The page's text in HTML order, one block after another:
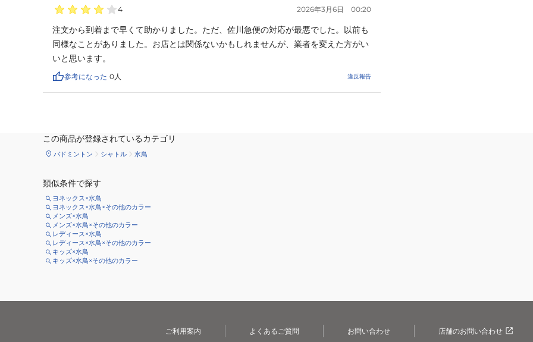
4 2026年3月6日 00:20
注文から到着まで早くて助かりました。ただ、佐川急便の対応が最悪でした。以前も
同様なことがありました。お店とは関係ないかもしれませんが、業者を変えた方がい
いと思います。
参考になった 0人 違反報告
この商品が登録されているカテゴリ
バドミントン シャトル 水鳥
類似条件で探す
ヨネックス×水鳥
ヨネックス×水鳥×その他のカラー
メンズ×水鳥
メンズ×水鳥×その他のカラー
レディース×水鳥
レディース×水鳥×その他のカラー
キッズ×水鳥
キッズ×水鳥×その他のカラー
ご利用案内 よくあるご質問 お問い合わせ 店舗のお問い合わせ